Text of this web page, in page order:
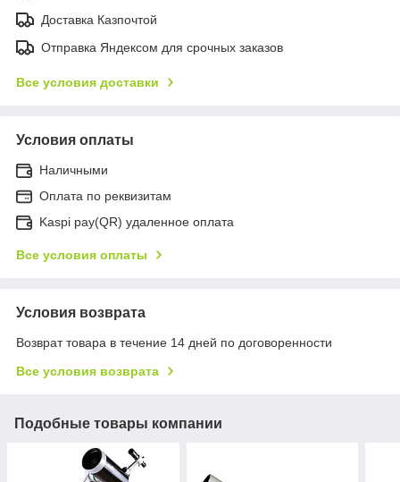
Доставка Казпочтой
Отправка Яндексом для срочных заказов
Все условия доставки
Условия оплаты
Наличными
Оплата по реквизитам
Kaspi pay(QR) удаленное оплата
Все условия оплаты
Условия возврата
Возврат товара в течение 14 дней по договоренности
Все условия возврата
Подобные товары компании